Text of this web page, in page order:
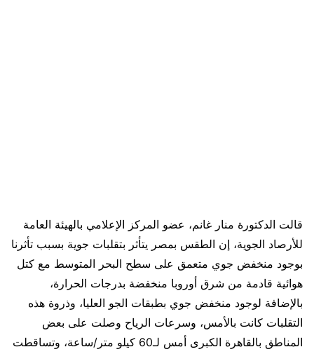
قالت الدكتورة منار غانم، عضو المركز الإعلامي بالهيئة العامة
للأرصاد الجوية، إن الطقس بمصر يتأثر بتقلبات جوية بسبب تأثرنا
بوجود منخفض جوي متعمق على سطح البحر المتوسط مع كتل
هوائية قادمة من شرق أوروبا منخفضة بدرجات الحرارة،
بالإضافة لوجود منخفض جوي بطبقات الجو العليا، وذروة هذه
التقلبات كانت بالأمس، وسرعات الرياح وصلت على بعض
المناطق بالقاهرة الكبرى أمس لـ60 كيلو متر/ساعة، وتساقطت